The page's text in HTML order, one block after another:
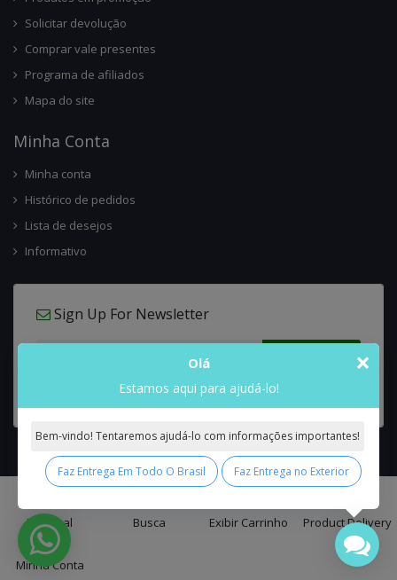
Principal Busca Exibir Carrinho Product Delivery
Minha Conta
Solicitar devolução
Comprar vale presentes
Programa de afiliados
Mapa do site
Minha Conta
Minha conta
Histórico de pedidos
Lista de desejos
Informativo
Sign Up For Newsletter
Interflora Brasil Intercambio Floral Nacional e Internacional© 2026 All
Rights Reserved.
×
Olá
Estamos aqui para ajudá-lo!
Bem-vindo! Tentaremos ajudá-lo com informações importantes!
Faz Entrega Em Todo O Brasil Faz Entrega no Exterior
false